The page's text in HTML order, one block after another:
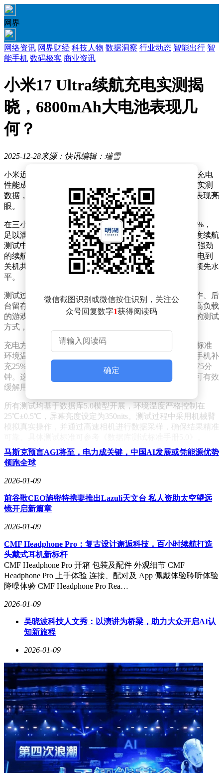
网界
网络资讯 网界财经 科技人物 数据洞察 行业动态 智能出行 智
能手机 数码极客 商业资讯
小米17 Ultra续航充电实测揭
晓，6800mAh大电池表现几
何？
2025-12-28来源：快讯编辑：瑞雪
小米近日正式推出了备受期待的17 Ultra机型，其续航与充电
性能成为消费者关注的焦点。根据小白测评数据库5.0的实测
数据，这款配备6800mAh大容量电池的新机在续航方面表现亮
眼。
在三小时综合续航测试中，小米17 Ultra剩余电量达到65%，
足以满足日常轻度使用需求。而在更为严苛的六小时重度续航
测试中，该机型仍能坚持至电量耗尽前剩余3%，展现出强劲
的续航能力。极限续航测试结果显示，小米17 Ultra从满电到
关机共持续了6小时8分钟，这一成绩在同类产品中处于领先水
平。
测试过程中，手机全程保持亮屏状态，覆盖了应用内操作、后
台留存、应用启动与切换等日常使用场景，同时加入了高负载
的游戏测试环节，以全面评估其续航表现。这种多维度的测试
方式，确保了数据结果的客观性与参考价值。
充电方面，小米17 Ultra支持90W有线快充技术。在25℃标准
环境温度下，使用原装充电器进行测试：10分钟即可为手机补
充25%电量，60分钟前台显示充入100%，完全充满则需75分
钟。这一充电效率对于大容量电池机型而言堪称出色，可有效
缓解用户的电量焦虑。
所有测试均基于数据库5.0模型开展，环境温度严格控制在
25℃±0.5℃，屏幕亮度设定为350nits。测试过程中采用机械臂
模拟真实操作，并通过高速相机进行数据采样，确保结果精准
微信截图识别或微信按住识别，关注公
众号回复数字1获得阅读码
确定
马斯克预言AGI将至，电力成关键，中国AI发展或凭能源优势
领跑全球
2026-01-09
前谷歌CEO施密特携妻推出Lazuli天文台 私人资助太空望远
镜开启新篇章
2026-01-09
CMF Headphone Pro：复古设计邂逅科技，百小时续航打造
头戴式耳机新标杆
CMF Headphone Pro 开箱 包装及配件 外观细节 CMF
Headphone Pro 上手体验 连接、配对及 App 佩戴体验聆听体验
降噪体验 CMF Headphone Pro Rea…
2026-01-09
吴晓波科技人文秀：以演讲为桥梁，助力大众开启AI认
知新旅程
2026-01-09